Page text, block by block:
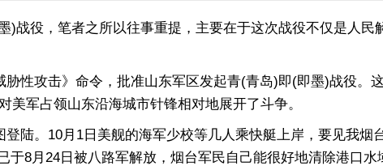
，笔者之所以往事重提，主要在于这次战役不仅是人民
攻击》命令，批准山东军区发起青(青岛)即(即墨)战役。
军占领山东沿海城市针锋相对地展开了斗争。
。10月1日美舰的海军少校等几人乘快艇上岸，要见我烟
8月24日被八路军解放，烟台军民自己能很好地清除港口